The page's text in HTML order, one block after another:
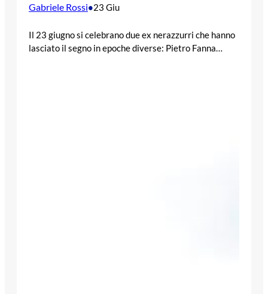
Gabriele Rossi•23 Giu
Il 23 giugno si celebrano due ex nerazzurri che hanno
lasciato il segno in epoche diverse: Pietro Fanna…